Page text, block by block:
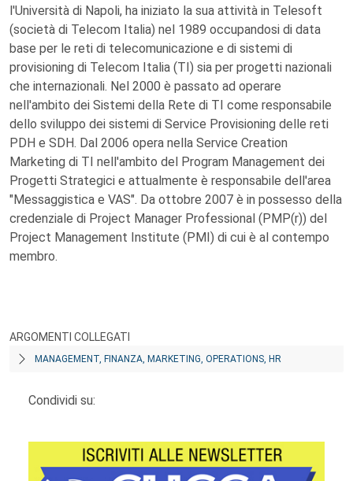
l'Università di Napoli, ha iniziato la sua attività in Telesoft
(società di Telecom Italia) nel 1989 occupandosi di data
base per le reti di telecomunicazione e di sistemi di
provisioning di Telecom Italia (TI) sia per progetti nazionali
che internazionali. Nel 2000 è passato ad operare
nell'ambito dei Sistemi della Rete di TI come responsabile
dello sviluppo dei sistemi di Service Provisioning delle reti
PDH e SDH. Dal 2006 opera nella Service Creation
Marketing di TI nell'ambito del Program Management dei
Progetti Strategici e attualmente è responsabile dell'area
"Messaggistica e VAS". Da ottobre 2007 è in possesso della
credenziale di Project Manager Professional (PMP(r)) del
Project Management Institute (PMI) di cui è al contempo
membro.
ARGOMENTI COLLEGATI
MANAGEMENT, FINANZA, MARKETING, OPERATIONS, HR
Condividi su: